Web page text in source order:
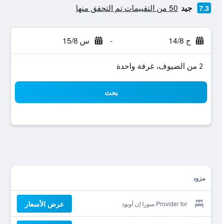
7.3 جيد 50 من التقييمات تم التحقق منها
ج 14/8 - س 15/8
2 من الضيوف، غرفة واحدة
بحث
مزود
Provider for سورا إن أوبود عرض الأسعار